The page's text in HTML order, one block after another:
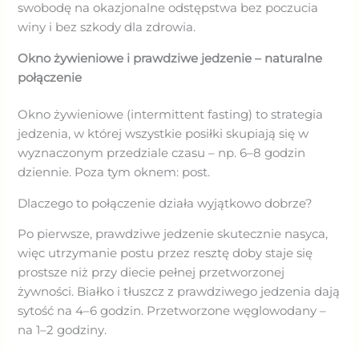
swobodę na okazjonalne odstępstwa bez poczucia
winy i bez szkody dla zdrowia.
Okno żywieniowe i prawdziwe jedzenie – naturalne
połączenie
Okno żywieniowe (intermittent fasting) to strategia
jedzenia, w której wszystkie posiłki skupiają się w
wyznaczonym przedziale czasu – np. 6–8 godzin
dziennie. Poza tym oknem: post.
Dlaczego to połączenie działa wyjątkowo dobrze?
Po pierwsze, prawdziwe jedzenie skutecznie nasyca,
więc utrzymanie postu przez resztę doby staje się
prostsze niż przy diecie pełnej przetworzonej
żywności. Białko i tłuszcz z prawdziwego jedzenia dają
sytość na 4–6 godzin. Przetworzone węglowodany –
na 1–2 godziny.